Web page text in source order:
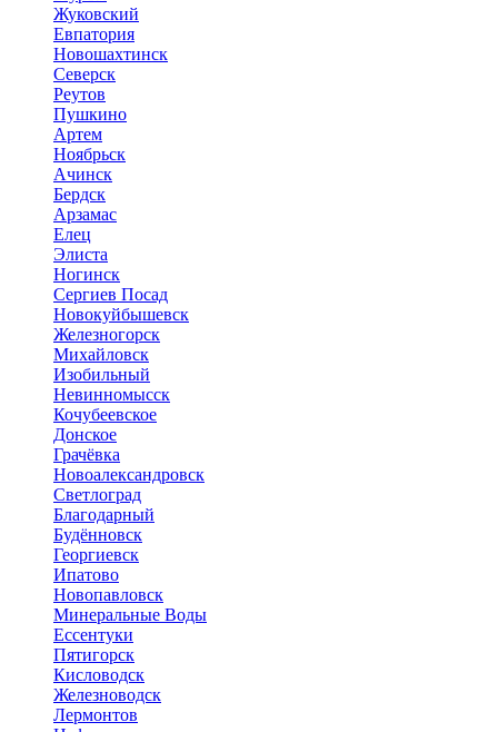
Жуковский
Евпатория
Новошахтинск
Северск
Реутов
Пушкино
Артем
Ноябрьск
Ачинск
Бердск
Арзамас
Елец
Элиста
Ногинск
Сергиев Посад
Новокуйбышевск
Железногорск
Михайловск
Изобильный
Невинномысск
Кочубеевское
Донское
Грачёвка
Новоалександровск
Светлоград
Благодарный
Будённовск
Георгиевск
Ипатово
Новопавловск
Минеральные Воды
Ессентуки
Пятигорск
Кисловодск
Железноводск
Лермонтов